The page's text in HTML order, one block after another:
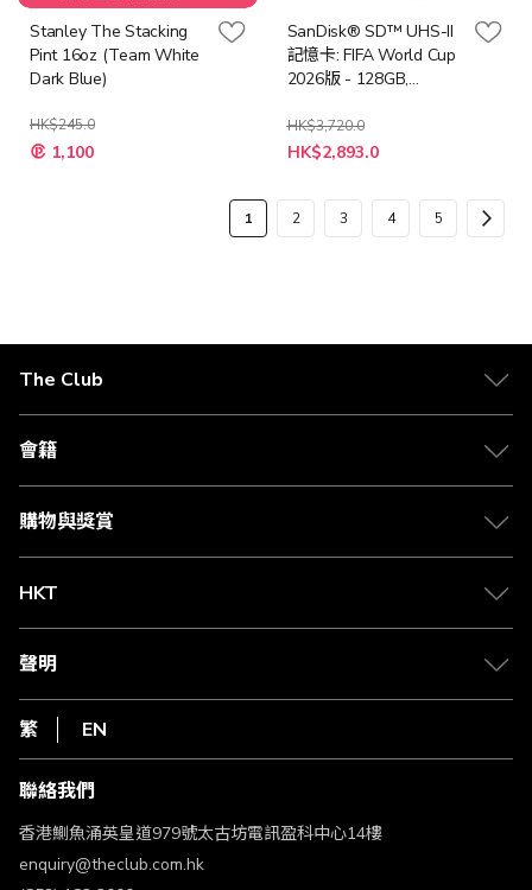
Stanley The Stacking
Pint 16oz (Team White
Dark Blue)
HK$245.0
特
殊 1,100
SanDisk® SD™ UHS-II
記憶卡: FIFA World Cup
2026版 - 128GB,
128G-GN4IH)
HK$3,720.0
特
殊
格
HK$2,893.0
頁
您
1
頁
2
頁
3
頁
4
頁
5
The Club
關於 The Club
合作夥伴
媒體中心
會籍
會籍及專屬禮遇
賺取積分
購物與獎賞
物流與配送
Club Shopping 商品領取站
常見問題
HKT
csl.
1010
HKT
聲明
私隱聲明
使用條款
條款及細則
不歧視及不騷擾聲明
認可牌照及通告
繁 EN
聯絡我們
香港鰂魚涌英皇道979號太古坊電訊盈科中心14樓
enquiry@theclub.com.hk